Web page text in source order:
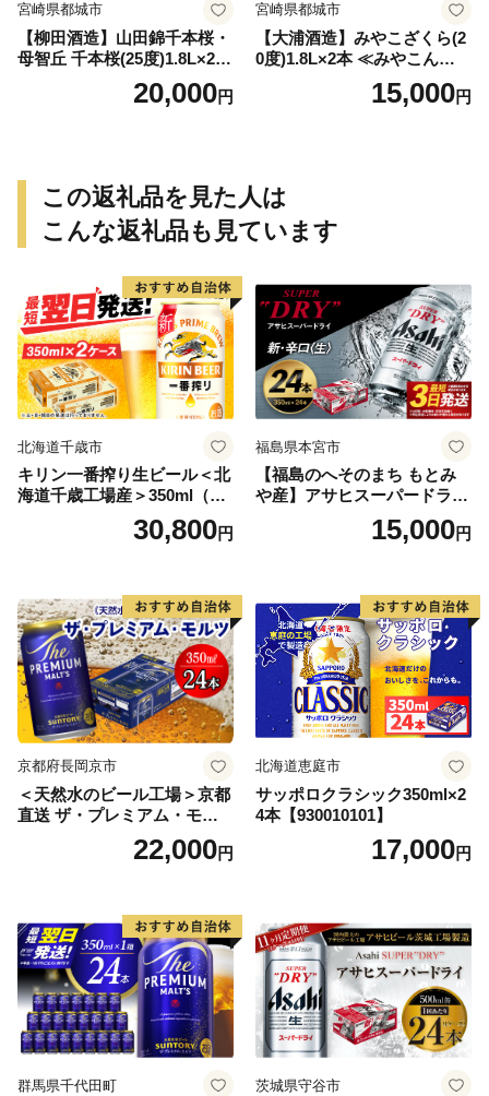
宮崎県都城市
【柳田酒造】山田錦千本桜・
母智丘 千本桜(25度)1.8L×2本
≪みやこんじょ特急便≫_AC
20,000円
宮崎県都城市
【大浦酒造】みやこざくら(2
0度)1.8L×2本 ≪みやこんじょ
特急便≫_MJ-077115,000円
この返礼品を見た人は
こんな返礼品も見ています
北海道千歳市
キリン一番搾り生ビール＜北
海道千歳工場産＞350ml（24
30,800円
福島県本宮市
【福島のへそのまち もとみ
や産】アサヒスーパードライ
350ml×24本 合計8.4L 1ケー
ス アルコール度数5% 缶ビー
口 送料無料 カメイ 本宮市
【07214-0206】
15,000円
京都府長岡京市
＜天然水のビール工場＞京都
直送 ザ・プレミアム・モル
ツ 350ml×24本 プレモル [149
22,000円
北海道恵庭市
サッポロクラシック350ml×2
4本【930010101】
17,000円
群馬県千代田町 茨城県守谷市